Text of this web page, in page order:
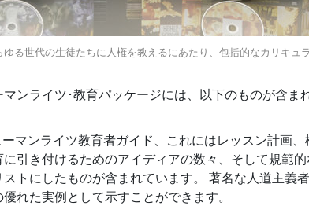
ゆる世代の生徒たちに人権を教えるにあたり、包括的なカリキュ
ンライツ･教育パッケージには、以下のものが含ま
マンライツ教育者ガイド、これにはレッスン計画、
引き付けるためのアイディアの数々、そして規範
トにしたものが含まれています。 著名な人道主義
れた実例として示すことができます。